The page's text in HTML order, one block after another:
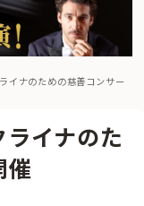
イナのための慈善コンサー
イナのた
催